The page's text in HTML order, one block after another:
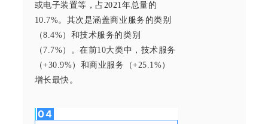
或电子装置等，占2021年总量的
10.7%。其次是涵盖商业服务的类别
（8.4%）和技术服务的类别
（7.7%）。在前10大类中，技术服务
（+30.9%）和商业服务（+25.1%）
增长最快。
04